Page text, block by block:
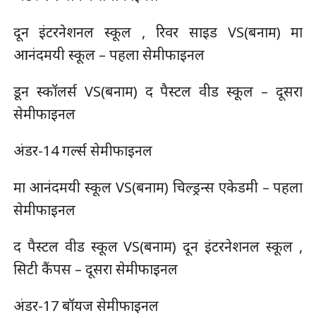
दून इंटरनेशनल स्कूल , रिवर साइड VS(बनाम) मा
आनंदमयी स्कूल – पहला सेमीफाइनल
डून स्कॉलर्स VS(बनाम) द पैस्टल वीड स्कूल – दूसरा
सेमीफाइनल
अंडर-14 गर्ल्स सेमीफाइनल
मा आनंदमयी स्कूल VS(बनाम) चिल्ड्रन्स एकेडमी – पहला
सेमीफाइनल
द पैस्टल वीड स्कूल VS(बनाम) दून इंटरनेशनल स्कूल ,
सिटी कैंपस – दूसरा सेमीफाइनल
अंडर-17 बॉयज सेमीफाइनल